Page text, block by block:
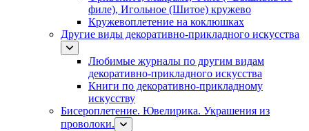
филе), Игольное (Шитое) кружево
Кружевоплетение на коклюшках
Другие виды декоративно-прикладного искусства
Любимые журналы по другим видам
декоративно-прикладного искусства
Книги по декоративно-прикладному
искусству
Бисероплетение. Ювелирика. Украшения из
проволоки.